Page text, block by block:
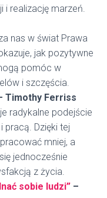
i realizację marzeń.
nas w świat Prawa
jak pozytywne
pomóc w
i szczęścia.
Timothy Ferriss
radykalne podejście
pracą. Dzięki tej
mniej, a
jednocześnie
z życia.
sobie ludzi” –